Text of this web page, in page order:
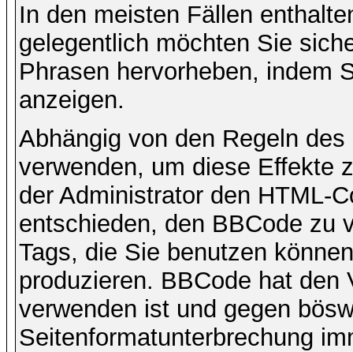
In den meisten Fällen
gelegentlich möchten Sie
Phrasen hervorheben, indem
anzeigen.
Abhängig von den Regeln
verwenden, um diese Effekte
der Administrator den HTML-
entschieden, den BBCode zu
Tags, die Sie benutzen
produzieren. BBCode hat
verwenden ist und gegen
Seitenformatunterbrechung